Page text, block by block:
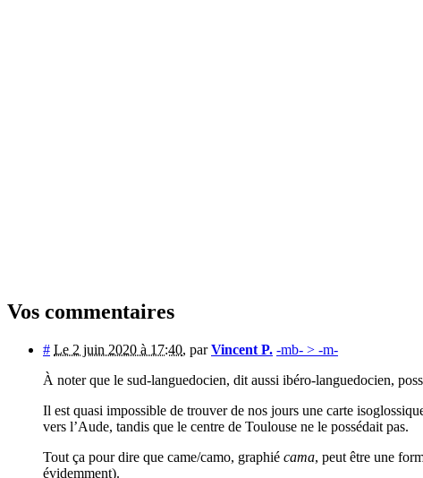
Vos commentaires
# Le 2 juin 2020 à 17:40, parVincent P. -mb- > -m-
À noter que le sud-languedocien, dit aussi ibéro-languedocien,
Il est quasi impossible de trouver de nos jours une carte
vers l’Aude, tandis que le centre de Toulouse ne le possédait pas.
Tout ça pour dire que came/camo, graphié cama, peut être une
évidemment).